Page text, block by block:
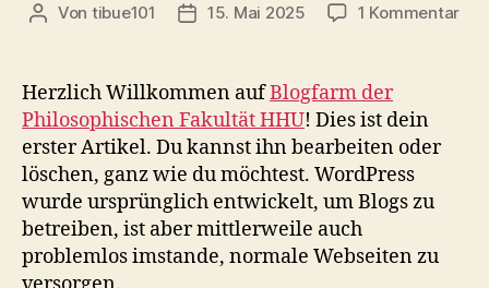
Beitragsautor
Von tibue101 Veröffentlichungsdatum
15. Mai 2025 1 Kommentarzu
Herzlich Willkommen aufBlogfarm der
Philosophischen Fakultät HHU! Dies ist dein
erster Artikel. Du kannst ihn bearbeiten oder
löschen, ganz wie du möchtest. WordPress
wurde ursprünglich entwickelt, um Blogs zu
betreiben, ist aber mittlerweile auch
problemlos imstande, normale Webseiten zu